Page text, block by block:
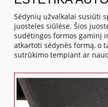
Sėdynių užvalkalai susiūti
juosteles siūlėse. Šios
sudėtingos formos gaminį
atkartoti sėdynės formą, o
sutrūkimo tempiant ar